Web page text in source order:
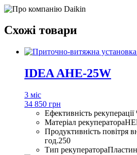
Схожі товари
IDEA AHE-25W
3 міс
34 850 грн
Ефективність рекуперації
Матеріал рекуператора
Продуктивність повітря
год.250
Тип рекуператора